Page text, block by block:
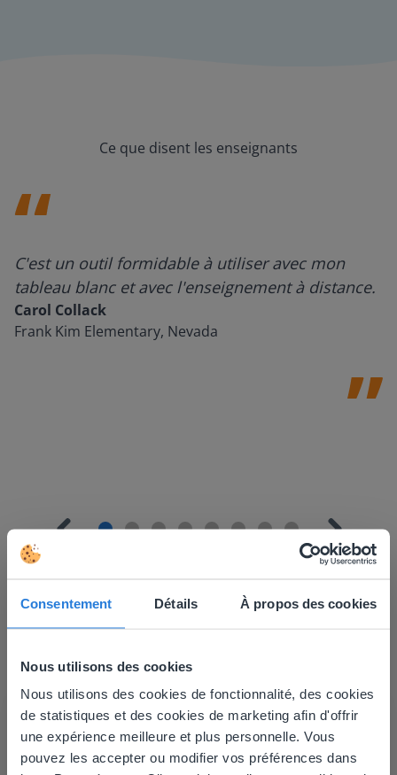
Consentement Détails À propos des cookies
Nous utilisons des cookies
Nous utilisons des cookies de fonctionnalité, des cookies
de statistiques et des cookies de marketing afin d'offrir
une expérience meilleure et plus personnelle. Vous
pouvez les accepter ou modifier vos préférences dans
Ce que disent les enseignants
C'est un outil formidable à utiliser avec mon
tableau blanc et avec l'enseignement à distance.
Carol Collack
Frank Kim Elementary, Nevada
En savoir plus
This website doesn't match
your location